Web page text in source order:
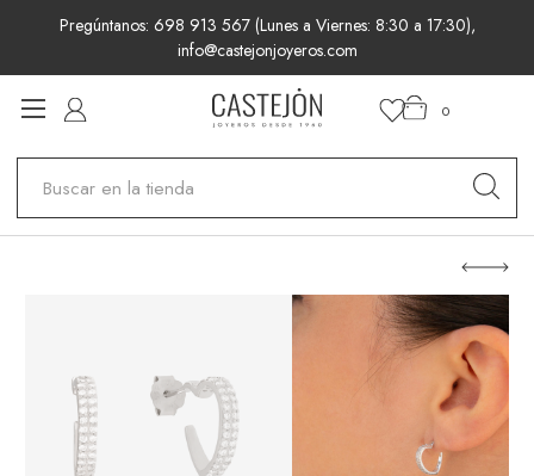
Pregúntanos: 698 913 567 (Lunes a Viernes: 8:30 a 17:30),
info@castejonjoyeros.com
0